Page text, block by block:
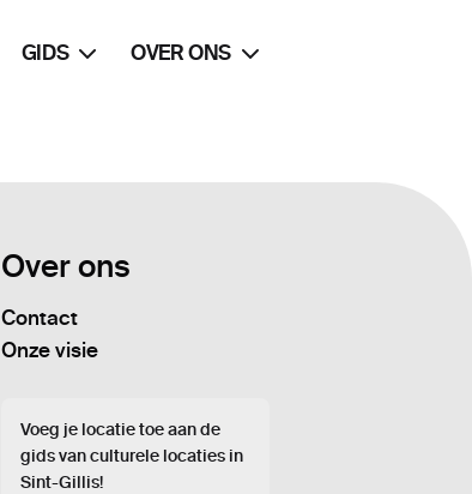
GIDS OVER ONS
Over ons
Contact
Onze visie
Voeg je locatie toe aan de
gids van culturele locaties in
Sint-Gillis!